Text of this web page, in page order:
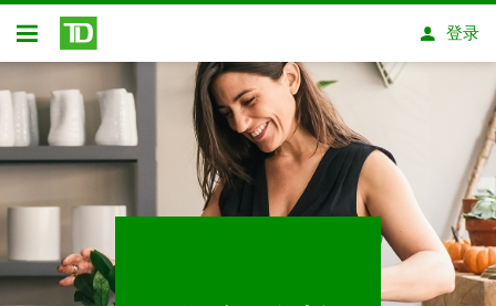
跳转到主要内容
开放式房屋贷款
登录